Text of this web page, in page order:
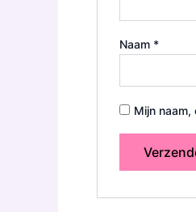
Naam *
Mijn